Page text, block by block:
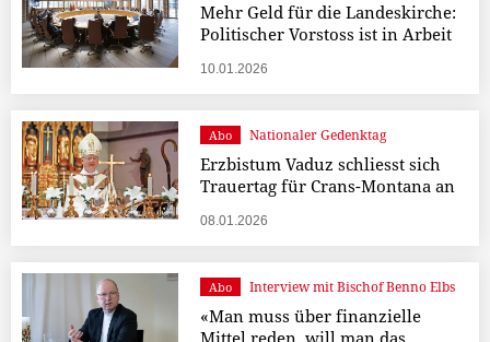
Mehr Geld für die Landeskirche:
Politischer Vorstoss ist in Arbeit
10.01.2026
Abo Nationaler Gedenktag
Erzbistum Vaduz schliesst sich
Trauertag für Crans-Montana an
08.01.2026
Abo Interview mit Bischof Benno Elbs
«Man muss über finanzielle